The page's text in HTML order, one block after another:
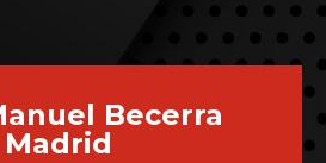
Becerra
Madrid